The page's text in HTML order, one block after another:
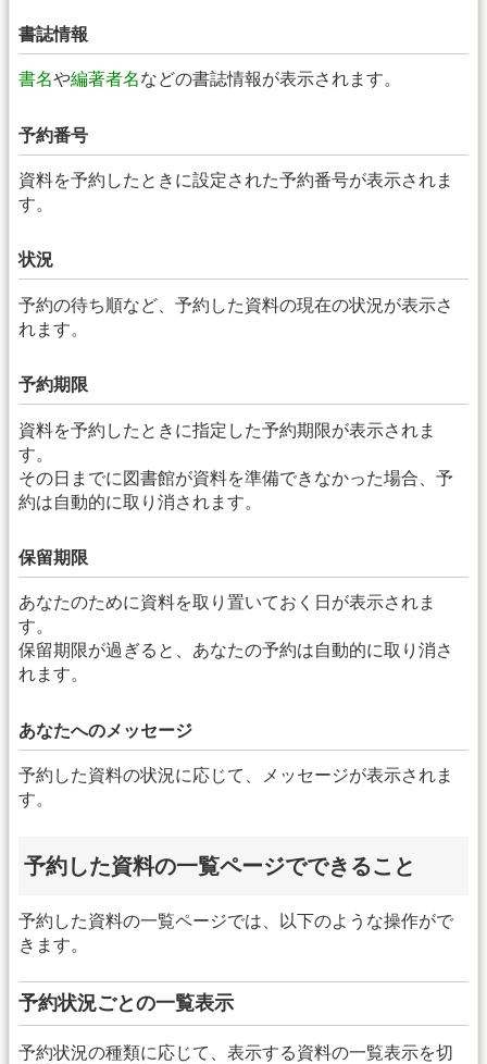
書誌情報
書名や編著者名などの書誌情報が表示されます。
予約番号
資料を予約したときに設定された予約番号が表示されま
す。
状況
予約の待ち順など、予約した資料の現在の状況が表示さ
れます。
予約期限
資料を予約したときに指定した予約期限が表示されま
す。
その日までに図書館が資料を準備できなかった場合、予
約は自動的に取り消されます。
保留期限
あなたのために資料を取り置いておく日が表示されま
す。
保留期限が過ぎると、あなたの予約は自動的に取り消さ
れます。
あなたへのメッセージ
予約した資料の状況に応じて、メッセージが表示されま
す。
予約した資料の一覧ページでできること
予約した資料の一覧ページでは、以下のような操作がで
きます。
予約状況ごとの一覧表示
予約状況の種類に応じて、表示する資料の一覧表示を切